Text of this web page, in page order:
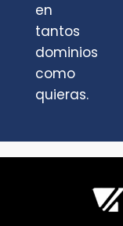
en
tantos
dominios
como
quieras.